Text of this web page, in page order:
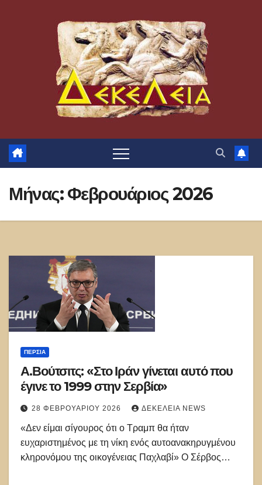
Μήνας:Φεβρουάριος 2026
ΠΕΡΣΊΑ
Α.Βούτσιτς: «Στο Ιράν γίνεται αυτό που
έγινε το 1999 στην Σερβία»
28 ΦΕΒΡΟΥΑΡΊΟΥ 2026 ΔΕΚΈΛΕΙΑ NEWS
«Δεν είμαι σίγουρος ότι ο Τραμπ θα ήταν
ευχαριστημένος με τη νίκη ενός αυτοανακηρυγμένου
κληρονόμου της οικογένειας Παχλαβί» Ο Σέρβος…